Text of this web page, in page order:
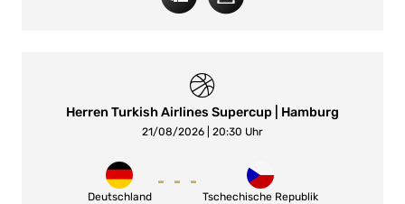
Herren Turkish Airlines Supercup | Hamburg
21/08/2026 | 20:30 Uhr
Deutschland
- - -
Tschechische Republik